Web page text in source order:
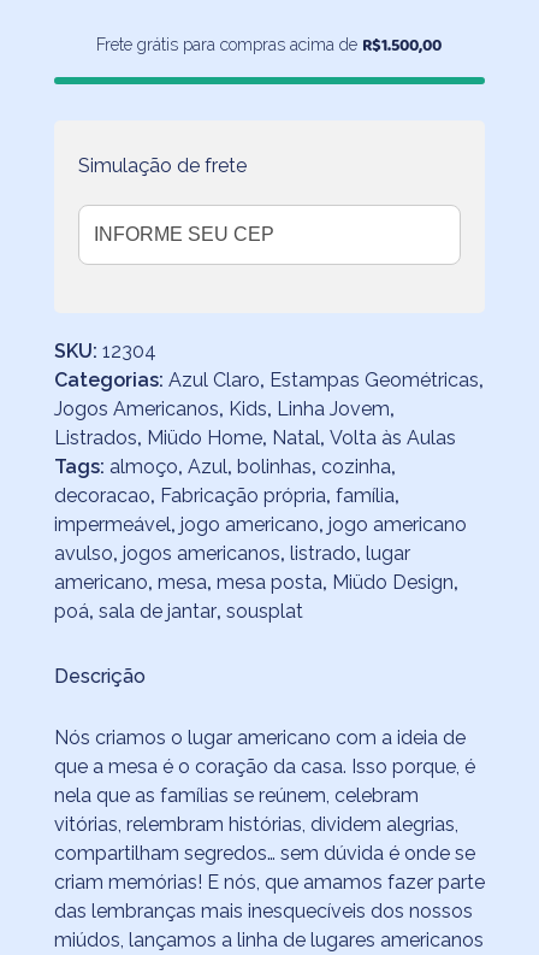
Terrosos
quantidade
Frete grátis para compras acima de R$1.500,00
Simulação de frete
SKU: 12304
Categorias: Azul Claro, Estampas Geométricas,
Jogos Americanos, Kids, Linha Jovem,
Listrados, Miüdo Home, Natal, Volta às Aulas
Tags: almoço, Azul, bolinhas, cozinha,
decoracao, Fabricação própria, família,
impermeável, jogo americano, jogo americano
avulso, jogos americanos, listrado, lugar
americano, mesa, mesa posta, Miüdo Design,
poá, sala de jantar, sousplat
Descrição
Nós criamos o lugar americano com a ideia de
que a mesa é o coração da casa. Isso porque, é
nela que as famílias se reúnem, celebram
vitórias, relembram histórias, dividem alegrias,
compartilham segredos… sem dúvida é onde se
criam memórias! E nós, que amamos fazer parte
das lembranças mais inesquecíveis dos nossos
miúdos, lançamos a linha de lugares americanos